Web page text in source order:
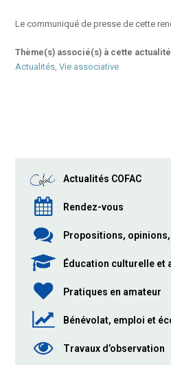
Le communiqué de presse de cette
Thème(s) associé(s) à cette
Actualités, Vie associative
Actualités COFAC
Rendez-vous
Propositions,
Éducation culturelle et
Pratiques en amateur
Bénévolat, emploi et
Travaux d’observation